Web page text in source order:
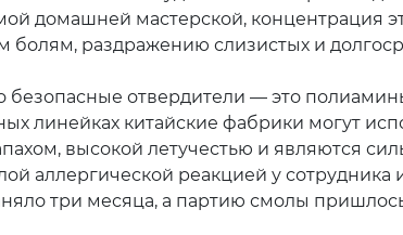
домашней мастерской, концентрация
болям, раздражению слизистых и
безопасные отвердители — это
китайские фабрики могут
высокой летучестью и являются
аллергической реакцией у
три месяца, а партию смолы